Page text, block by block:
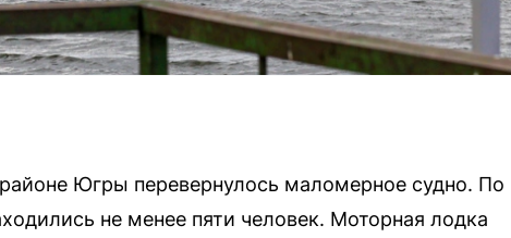
Югры перевернулось маломерное судно. По
не менее пяти человек. Моторная лодка